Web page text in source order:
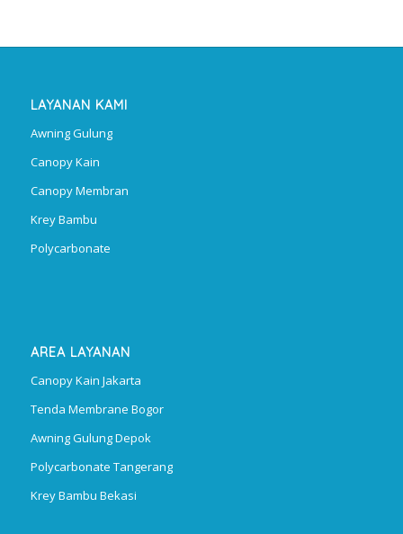
LAYANAN KAMI
Awning Gulung
Canopy Kain
Canopy Membran
Krey Bambu
Polycarbonate
AREA LAYANAN
Canopy Kain Jakarta
Tenda Membrane Bogor
Awning Gulung Depok
Polycarbonate Tangerang
Krey Bambu Bekasi